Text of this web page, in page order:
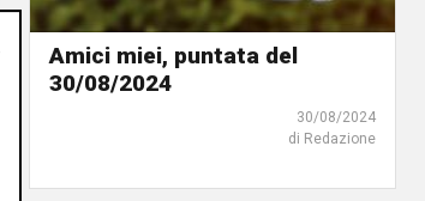
Amici miei, puntata del
30/08/2024
30/08/2024
di Redazione